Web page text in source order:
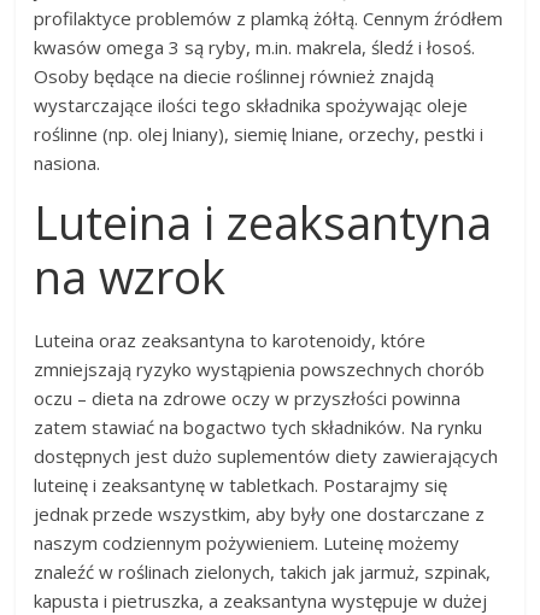
profilaktyce problemów z plamką żółtą. Cennym źródłem
kwasów omega 3 są ryby, m.in. makrela, śledź i łosoś.
Osoby będące na diecie roślinnej również znajdą
wystarczające ilości tego składnika spożywając oleje
roślinne (np. olej lniany), siemię lniane, orzechy, pestki i
nasiona.
Luteina i zeaksantyna
na wzrok
Luteina oraz zeaksantyna to karotenoidy, które
zmniejszają ryzyko wystąpienia powszechnych chorób
oczu – dieta na zdrowe oczy w przyszłości powinna
zatem stawiać na bogactwo tych składników. Na rynku
dostępnych jest dużo suplementów diety zawierających
luteinę i zeaksantynę w tabletkach. Postarajmy się
jednak przede wszystkim, aby były one dostarczane z
naszym codziennym pożywieniem. Luteinę możemy
znaleźć w roślinach zielonych, takich jak jarmuż, szpinak,
kapusta i pietruszka, a zeaksantyna występuje w dużej